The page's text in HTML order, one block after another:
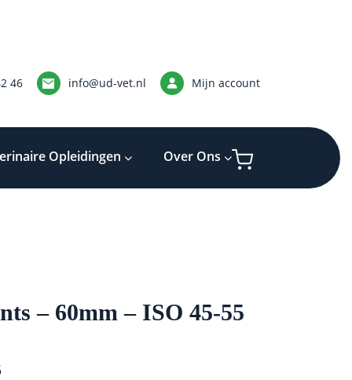
46 info@ud-vet.nl Mijn account
Opleidingen Over Ons
– 60mm – ISO 45-55